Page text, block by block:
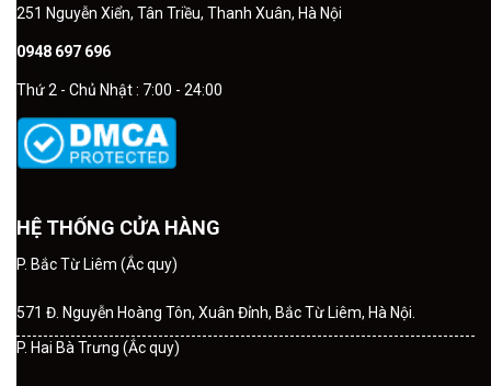
251 Nguyễn Xiển, Tân Triều, Thanh Xuân, Hà Nội
0948 697 696
Thứ 2 - Chủ Nhật : 7:00 - 24:00
HỆ THỐNG CỬA HÀNG
P. Bắc Từ Liêm (Ắc quy)
571 Đ. Nguyễn Hoàng Tôn, Xuân Đỉnh, Bắc Từ Liêm, Hà Nội.
P. Hai Bà Trưng (Ắc quy)